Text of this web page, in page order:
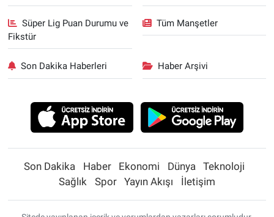
Süper Lig Puan Durumu ve
Fikstür
Tüm Manşetler
Son Dakika Haberleri Haber Arşivi
Son Dakika Haber Ekonomi Dünya
Teknoloji
Sağlık
Spor Yayın Akışı İletişim